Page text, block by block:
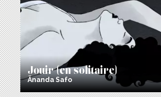
Jouir (en solitaire)
Ãnanda Safo